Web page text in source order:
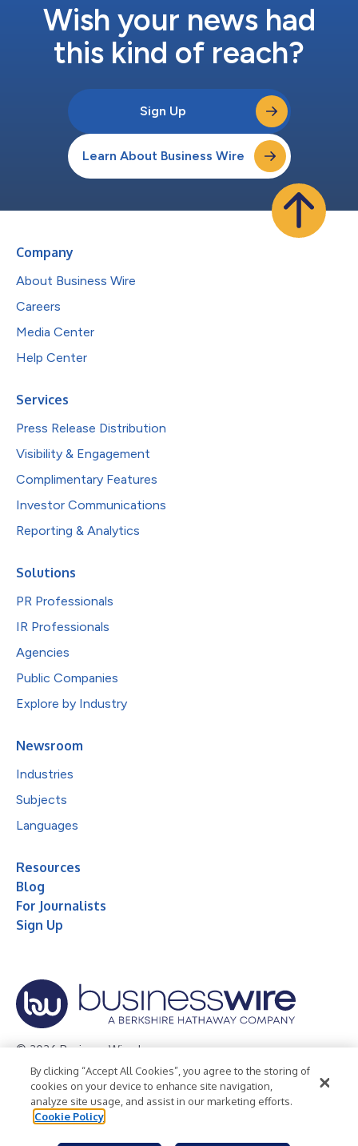
Wish your news had
this kind of reach?
Sign Up
Learn About Business Wire
Company
About Business Wire
Careers
Media Center
Help Center
Services
Press Release Distribution
Visibility & Engagement
Complimentary Features
Investor Communications
Reporting & Analytics
Solutions
PR Professionals
IR Professionals
Agencies
Public Companies
Explore by Industry
Newsroom
Industries
Subjects
Languages
Resources
Blog
For Journalists
Sign Up
© 2026 Business Wire, Inc.
Privacy Policy Cookie Policy
Accessibility Statement
Terms of Use
Legal
By clicking “Accept All Cookies”, you agree to the storing of
cookies on your device to enhance site navigation,
analyze site usage, and assist in our marketing efforts.
Cookie Policy